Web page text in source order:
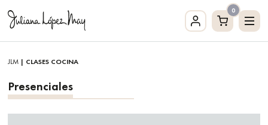
0
JLM | CLASES COCINA
Presenciales